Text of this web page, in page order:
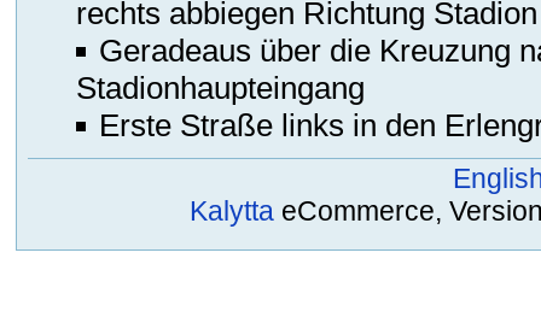
rechts abbiegen Richtung Stadion
Geradeaus über die Kreuzung
Stadionhaupteingang
Erste Straße links in den
Kalytta eCommerce,